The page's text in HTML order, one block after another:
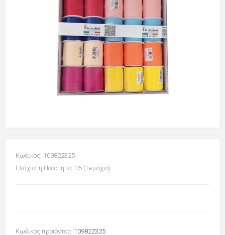
Κωδικός: 109822325
Ελάχιστη Ποσότητα: 25 (Τεμάχιο)
Κωδικός προϊόντος: 109822325